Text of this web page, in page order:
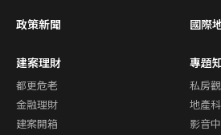
政策新聞 國際
建案理財
都更危老
金融理財
建案開箱
專題
私房
地產
影音